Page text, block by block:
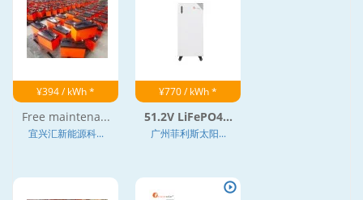
¥394 / kWh *
Free maintena...
宜兴汇新能源科...
¥770 / kWh *
51.2V LiFePO4...
广州菲利斯太阳...